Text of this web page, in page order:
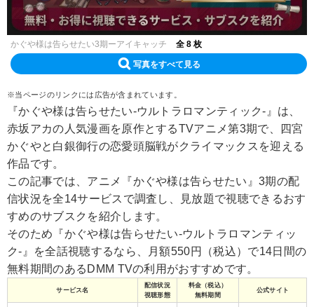
かぐや様は告らせたい3期ーアイキャッチ 全 8 枚
写真をすべて見る
※当ページのリンクには広告が含まれています。
『かぐや様は告らせたい-ウルトラロマンティック-』は、
赤坂アカの人気漫画を原作とするTVアニメ第3期で、四宮
かぐやと白銀御行の恋愛頭脳戦がクライマックスを迎える
作品です。
この記事では、アニメ『かぐや様は告らせたい』3期の配
信状況を全14サービスで調査し、見放題で視聴できるおす
すめのサブスクを紹介します。
そのため『かぐや様は告らせたい-ウルトラロマンティッ
ク-』を全話視聴するなら、月額550円（税込）で14日間の
無料期間のあるDMM TVの利用がおすすめです。
サービス名
配信状況
視聴形態
料金（税込）
無料期間
公式サイト